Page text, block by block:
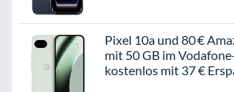
Pixel 10a und 80 €
mit 50 GB im
kostenlos mit 37 €